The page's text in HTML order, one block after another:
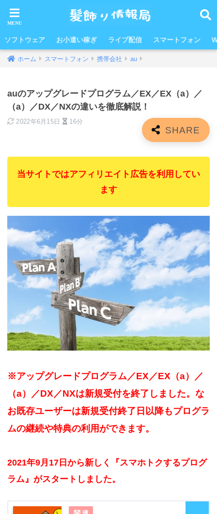
ソフトウェア お小遣い稼ぎ ライブ配信 スマートフォン
ホーム スマートフォン 携帯会社 au
auのアップグレードプログラム／EX／EX（a）／
（a）／DX／NXの違いを徹底解説！
2022年6月15日 16分
当サイトではアフィリエイト広告を利用してい
ます
※アップグレードプログラム／EX／EX（a）／
（a）／DX／NXは新規受付を終了しました。な
お既存ユーザーは新規受付終了日以降もプログラ
ムの継続や特典の利用ができます。
2021年9月17日から新しく『スマホトクするプログ
ラム』がスタートしました。